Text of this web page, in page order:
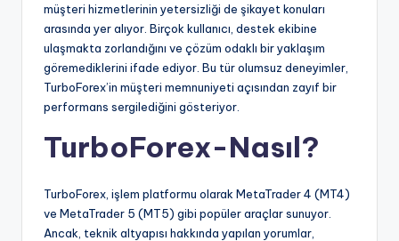
müşteri hizmetlerinin yetersizliği de şikayet konuları
arasında yer alıyor. Birçok kullanıcı, destek ekibine
ulaşmakta zorlandığını ve çözüm odaklı bir yaklaşım
göremediklerini ifade ediyor. Bu tür olumsuz deneyimler,
TurboForex’in müşteri memnuniyeti açısından zayıf bir
performans sergilediğini gösteriyor.
TurboForex-Nasıl?
TurboForex, işlem platformu olarak MetaTrader 4 (MT4)
ve MetaTrader 5 (MT5) gibi popüler araçlar sunuyor.
Ancak, teknik altyapısı hakkında yapılan yorumlar,